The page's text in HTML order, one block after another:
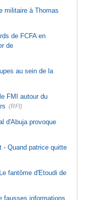
militaire à Thomas
de FCFA en
de
au sein de la
FMI autour du
(RFI)
d'Abuja provoque
- Quand patrice quitte
fantôme d'Etoudi de
fausses informations